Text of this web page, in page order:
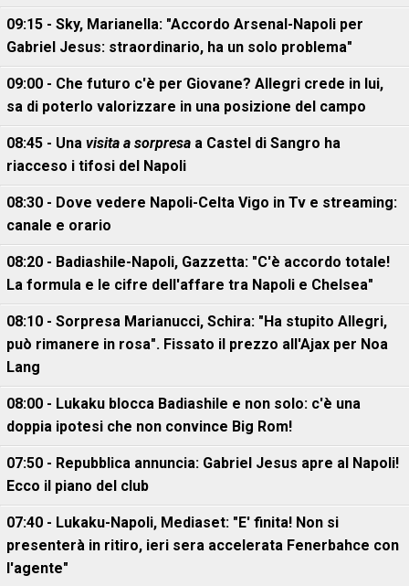
09:15 - Sky, Marianella: "Accordo Arsenal-Napoli per
Gabriel Jesus: straordinario, ha un solo problema"
09:00 - Che futuro c'è per Giovane? Allegri crede in lui,
sa di poterlo valorizzare in una posizione del campo
08:45 - Una visita a sorpresa a Castel di Sangro ha
riacceso i tifosi del Napoli
08:30 - Dove vedere Napoli-Celta Vigo in Tv e streaming:
canale e orario
08:20 - Badiashile-Napoli, Gazzetta: "C'è accordo totale!
La formula e le cifre dell'affare tra Napoli e Chelsea"
08:10 - Sorpresa Marianucci, Schira: "Ha stupito Allegri,
può rimanere in rosa". Fissato il prezzo all'Ajax per Noa
Lang
08:00 - Lukaku blocca Badiashile e non solo: c'è una
doppia ipotesi che non convince Big Rom!
07:50 - Repubblica annuncia: Gabriel Jesus apre al Napoli!
Ecco il piano del club
07:40 - Lukaku-Napoli, Mediaset: "E' finita! Non si
presenterà in ritiro, ieri sera accelerata Fenerbahce con
l'agente"